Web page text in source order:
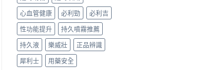
心血管健康
必利勁
必利吉
性功能提升
持久噴霧推薦
持久液
樂威壯
正品辨識
犀利士
用藥安全